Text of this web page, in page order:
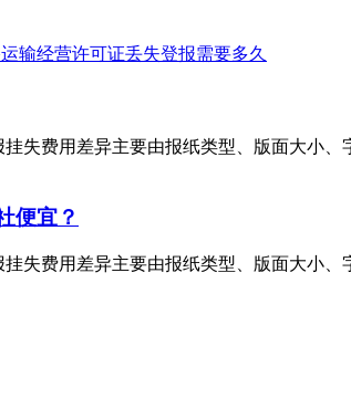
输经营许可证丢失登报需要多久
失费用差异主要由报纸类型、版面大小
便宜？
失费用差异主要由报纸类型、版面大小